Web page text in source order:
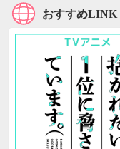
おすすめLINK